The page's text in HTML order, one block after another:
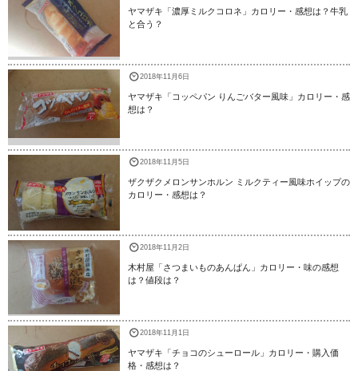
ヤマザキ「濃厚ミルクコロネ」カロリー・感想は？牛乳
と合う？
2018年11月6日
ヤマザキ「コッペパン りんごバター風味」カロリー・感
想は？
2018年11月5日
ザクザクメロンサンホルン ミルクティー風味ホイップの
カロリー・感想は？
2018年11月2日
木村屋「さつまいものあんぱん」カロリー・味の感想
は？値段は？
2018年11月1日
ヤマザキ「チョコのシューロール」カロリー・購入価
格・感想は？